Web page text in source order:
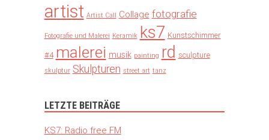
artist Artist Call Collage fotografie
Fotografie und Malerei Keramik ks7 Kunstschimmer
#4 malerei musik painting rd sculpture
skulptur Skulpturen street art tanz
LETZTE BEITRÄGE
KS7: Radio free FM